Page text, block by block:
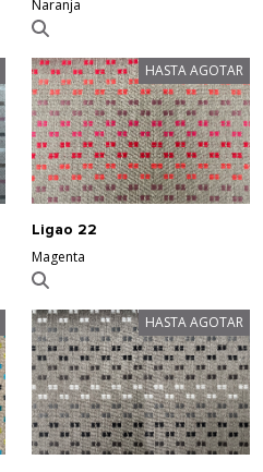
Naranja
HASTA AGOTAR
Ligao 22
Magenta
HASTA AGOTAR